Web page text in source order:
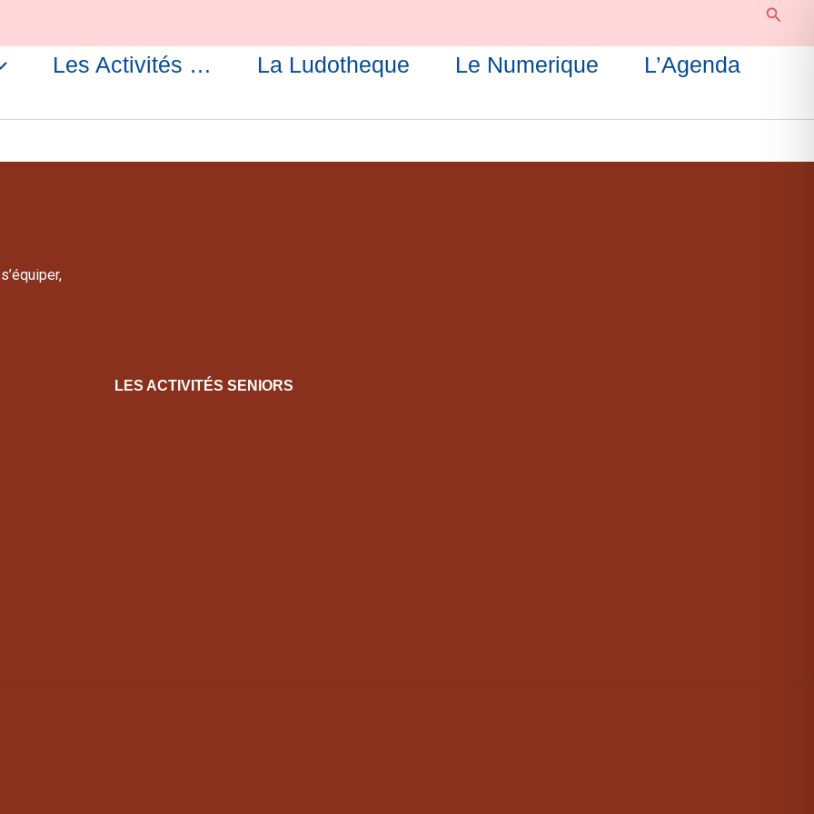
Les Activités … La Ludotheque Le Numerique L’Agenda
LES ACTIVITÉS SENIORS